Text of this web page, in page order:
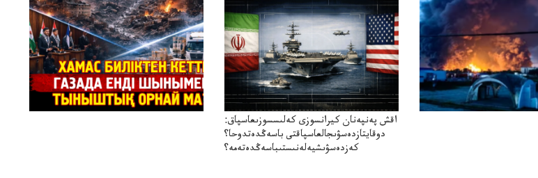
اقش پەنپەنان كيرانسوزى كەلىسسوزىعاسپاق:
دوقايتازدەسۋىجالعاسپاقتى باسەڭدەتدوحا؟
كەزدەسۋىشيەلەنىستىباسەڭدەتەمە؟